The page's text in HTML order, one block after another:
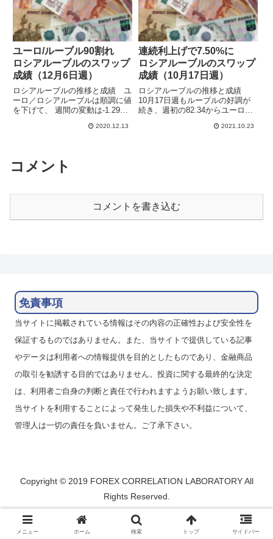
ユーロ/ルーブル90割れ
ロシアルーブルのスワップ
成績（12月6日週）
ロシアルーブルの推移と成績 ユ
ーロ／ロシアルーブルは順調に値
を下げて、 週間の変動は-1.29
した。11月2日に94.1の高値をつ
高値と...
2020.12.13
連続利上げで7.50%に
ロシアルーブルのスワップ
成績（10月17日週）
ロシアルーブルの推移と成績
10月17日週もルーブルの好調が
続き、週初の82.34からユーロ安
ル高）が進み、81.37まで下げて
2021.10.23
コメント
コメントを書き込む
免責事項
当サイトに掲載されている情報はその内容の正確性および安全性を
保証するものではありません。また、当サイトで提供している記事
やデータは利用者への情報提供を目的としたものであり、金融商品
の取引を勧誘する目的ではありません。投資に関する最終的な決定
は、利用者ご自身の判断と責任で行われますようお願い致します。
当サイトを利用することによって発生した損失や不利益について、
管理人は一切の責任を負いません。ご了承下さい。
Copyright © 2019 FOREX CORRELATION LABORATORY All
Rights Reserved.
メニュー ホーム 検索 トップ サイドバー